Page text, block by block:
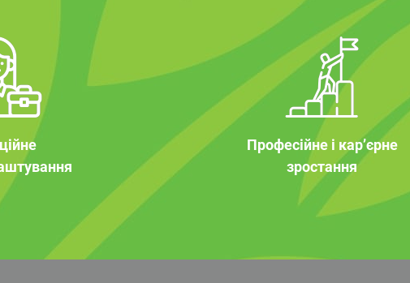
Професійне і кар’єрне
зростання